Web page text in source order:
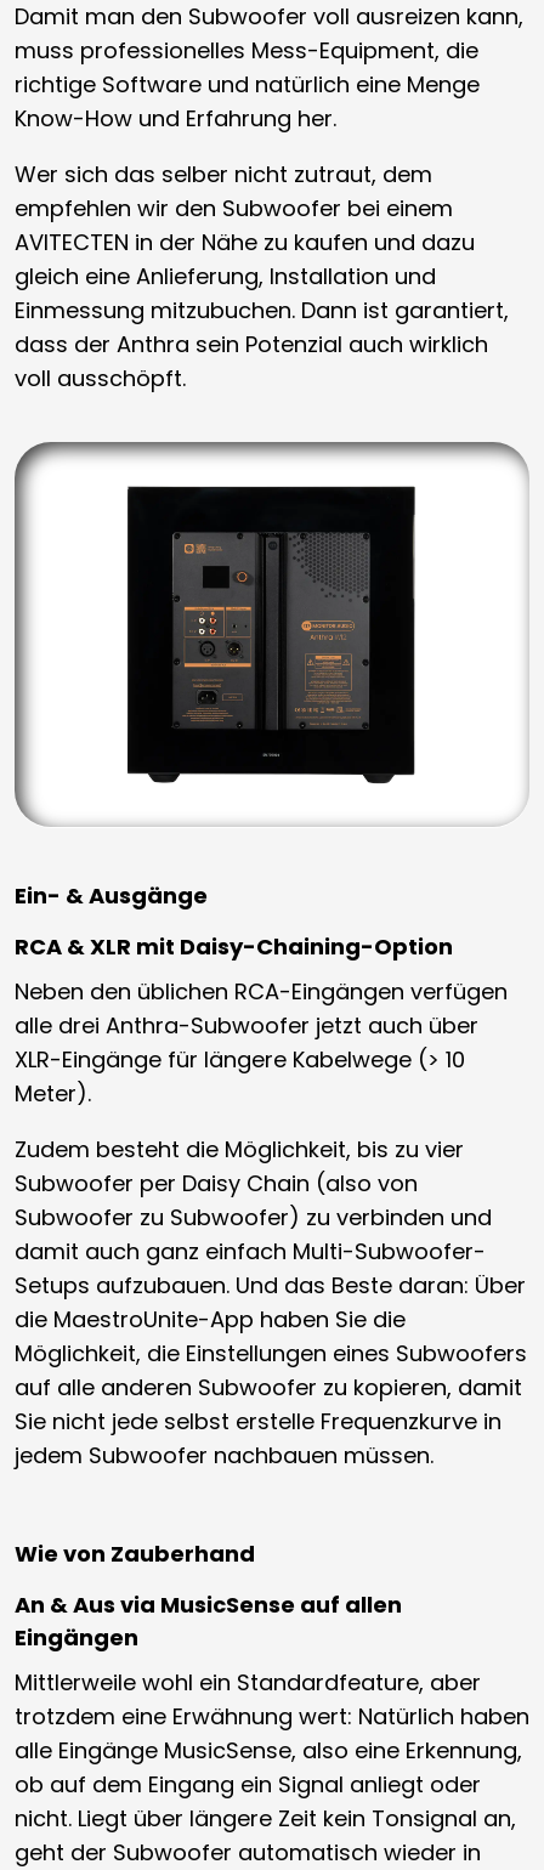
Damit man den Subwoofer voll ausreizen kann,
muss professionelles Mess-Equipment, die
richtige Software und natürlich eine Menge
Know-How und Erfahrung her.
Wer sich das selber nicht zutraut, dem
empfehlen wir den Subwoofer bei einem
AVITECTEN in der Nähe zu kaufen und dazu
gleich eine Anlieferung, Installation und
Einmessung mitzubuchen. Dann ist garantiert,
dass der Anthra sein Potenzial auch wirklich
voll ausschöpft.
Ein- & Ausgänge
RCA & XLR mit Daisy-Chaining-Option
Neben den üblichen RCA-Eingängen verfügen
alle drei Anthra-Subwoofer jetzt auch über
XLR-Eingänge für längere Kabelwege (> 10
Meter).
Zudem besteht die Möglichkeit, bis zu vier
Subwoofer per Daisy Chain (also von
Subwoofer zu Subwoofer) zu verbinden und
damit auch ganz einfach Multi-Subwoofer-
Setups aufzubauen. Und das Beste daran: Über
die MaestroUnite-App haben Sie die
Möglichkeit, die Einstellungen eines Subwoofers
auf alle anderen Subwoofer zu kopieren, damit
Sie nicht jede selbst erstelle Frequenzkurve in
jedem Subwoofer nachbauen müssen.
Wie von Zauberhand
An & Aus via MusicSense auf allen
Eingängen
Mittlerweile wohl ein Standardfeature, aber
trotzdem eine Erwähnung wert: Natürlich haben
alle Eingänge MusicSense, also eine Erkennung,
ob auf dem Eingang ein Signal anliegt oder
nicht. Liegt über längere Zeit kein Tonsignal an,
geht der Subwoofer automatisch wieder in